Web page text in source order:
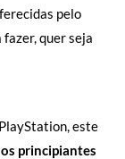
pelo
quer seja
este
principiantes